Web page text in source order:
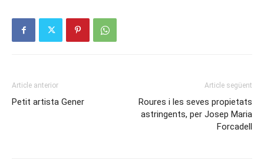
Article anterior
Petit artista Gener
Article següent
Roures i les seves propietats
astringents, per Josep Maria
Forcadell